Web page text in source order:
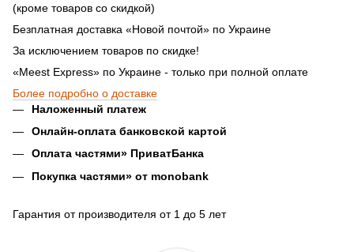
(кроме товаров со скидкой)
Безплатная доставка «Новой почтой» по Украине
За исключением товаров по скидке!
«Meest Express» по Украине - только при полной оплате
Более подробно о доставке
Наложенный платеж
Онлайн-оплата банковской картой
Оплата частями» ПриватБанка
Покупка частями» от monobank
Гарантия от производителя от 1 до 5 лет